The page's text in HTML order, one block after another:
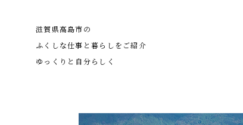
滋賀県高島市の
ふくしな仕事と暮らしをご紹介
ゆっくりと自分らしく